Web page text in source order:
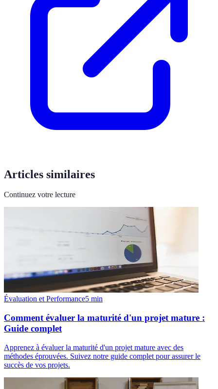
Articles similaires
Continuez votre lecture
Évaluation et Performance5 min
Comment évaluer la maturité d'un projet mature :
Guide complet
Apprenez à évaluer la maturité d'un projet mature avec des
méthodes éprouvées. Suivez notre guide complet pour assurer le
succès de vos projets.